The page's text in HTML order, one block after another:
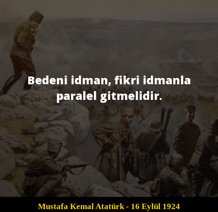
Bedeni idman, fikri idmanla
paralel gitmelidir.
Mustafa Kemal Atatürk- 16 Eylül 1924